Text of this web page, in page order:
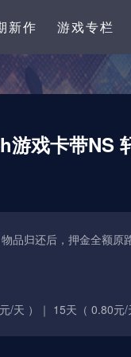
新作 游戏专栏
游戏卡带NS
品归还后，押金全额原
/天 ）｜ 15天（ 0.80元/